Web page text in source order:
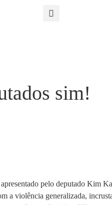
sim!
pelo deputado Kim
a violência generalizada,